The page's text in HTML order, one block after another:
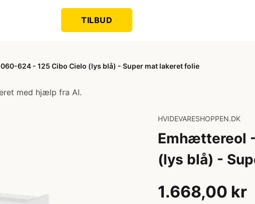
TILBUD
624 - 125 Cibo Cielo (lys blå) - Super mat lakeret folie
med hjælp fra AI.
HVIDEVARESHOPPEN.DK
Emhættereol
(lys blå) -
1.668,00 kr